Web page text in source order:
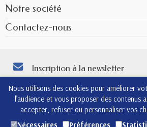
Nous utilisons des cookies pour améliorer
l’audience et vous proposer des contenus
accepter, refuser ou personnaliser vos
Nécessaires
Préférences
Notre société
Contactez-nous
Inscription à la newsletter
informations de contact dans les conditions